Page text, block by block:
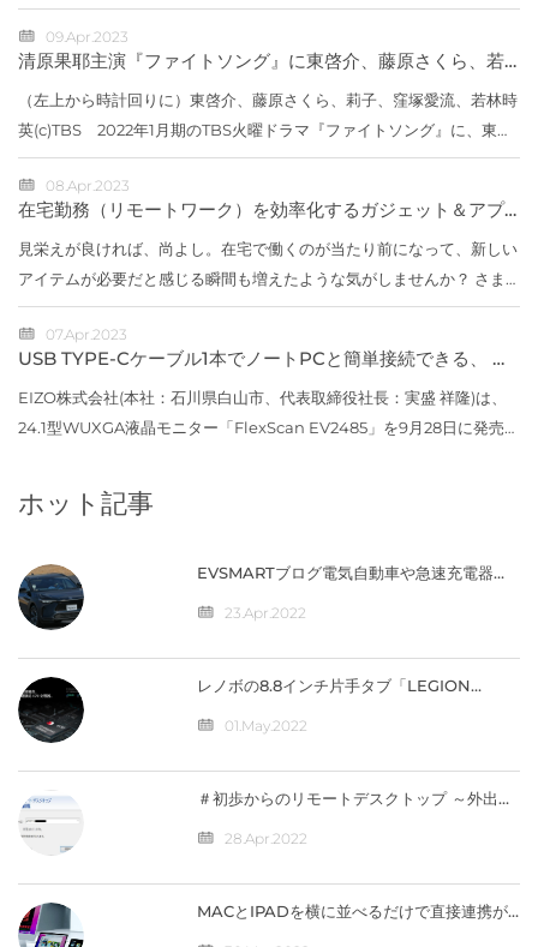
と足腰の強さが寿命にも直結してくるらしい。高齢者に限らず、少々歩
きにくい...
09.Apr.2023
清原果耶主演『ファイトソング』に東啓介、藤原さくら、若
（左上から時計回りに）東啓介、藤原さくら、莉子、窪塚愛流、若林時
英(c)TBS 2022年1月期のTBS火曜ドラマ『ファイトソング』に、東啓
介、藤原さくら、若林時英、窪塚愛流、莉子が出演することが決定し
た。【写真】...
08.Apr.2023
在宅勤務（リモートワーク）を効率化するガジェット＆アプ
見栄えが良ければ、尚よし。在宅で働くのが当たり前になって、新しい
アイテムが必要だと感じる瞬間も増えたような気がしませんか？ さま
ざまなガジェットを徹底比較してオススメを提案してくれることで大人
気の米国...
07.Apr.2023
USB TYPE-Cケーブル1本でノートPCと簡単接続できる、 縦
EIZO株式会社(本社：石川県白山市、代表取締役社長：実盛 祥隆)は、
24.1型WUXGA液晶モニター「FlexScan EV2485」を9月28日に発売し
定めていません。...
ホット記事
EVSMARTブログ電気自動車や急速充電器を
『BZ4X』／バッテリー残量の％表示なし
【編集部】 人気記事 最近の投稿 カテゴリー
23.Apr.2022
レノボの8.8インチ片手タブ「LEGION
か】01.May.2022
＃初歩からのリモートデスクトップ ～外出先
28.Apr.2022
MACとIPADを横に並べるだけで直接連携が